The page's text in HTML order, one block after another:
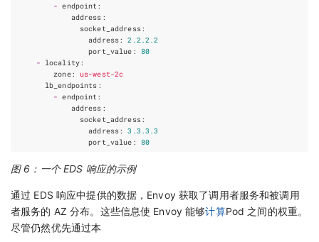
- endpoint :
address :
socket_address:
address: 2.2.2.2
port_value :
80
-
locality:
zone:
us-west-2c
lb_endpoints :
- endpoint :
address :
socket_address:
address: 3.3 .3 .3
port_value : 80
图 6：一个 EDS 响应的示例
通过 EDS 响应中提供的数据，Envoy 获取了调用者服务和被调用
者服务的 AZ 分布。这些信息使 Envoy 能够计算Pod 之间的权重。
尽管仍然优先通过本